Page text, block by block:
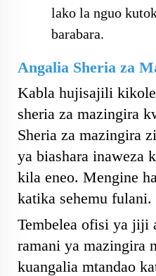
lako la nguo
barabara.
Angalia Sheria za
Kabla hujisajili
sheria za mazingira
Sheria za mazingira
ya biashara inaweza
kila eneo. Mengine
katika sehemu fulani.
Tembelea ofisi ya jiji
ramani ya mazingira
kuangalia mtandao